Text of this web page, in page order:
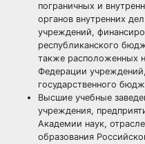
пограничных и
органов внутренних
учреждений,
республиканского
также расположенных
Федерации
государственного
Высшие учебные
учреждения,
Академии наук,
образования